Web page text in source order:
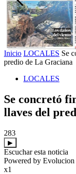
Inicio LOCALES Se
predio de La Graciana
LOCALES
Se concretó
llaves del
283
▶
Escuchar esta noticia
Powered by Evolucion
x1